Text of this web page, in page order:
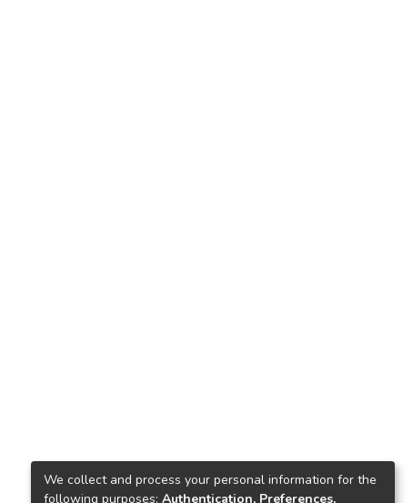
We collect and process your personal information for the
following purposes: Authentication, Preferences,